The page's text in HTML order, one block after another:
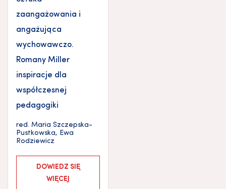
zaangażowania i
angażująca
wychowawczo.
Romany Miller
inspiracje dla
współczesnej
pedagogiki
red. Maria Szczepska-
Pustkowska, Ewa
Rodziewicz
DOWIEDZ SIĘ
WIĘCEJ